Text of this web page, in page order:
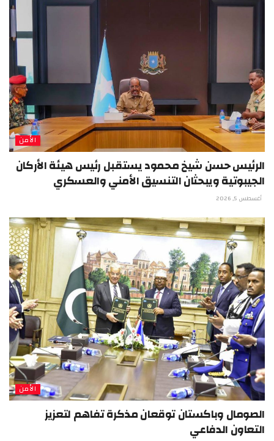
الأمن
الرئيس حسن شيخ محمود يستقبل رئيس هيئة الأركان
الجيبوتية ويبحثان التنسيق الأمني والعسكري
أغسطس 5, 2026
الأمن
الصومال وباكستان توقعان مذكرة تفاهم لتعزيز
التعاون الدفاعي